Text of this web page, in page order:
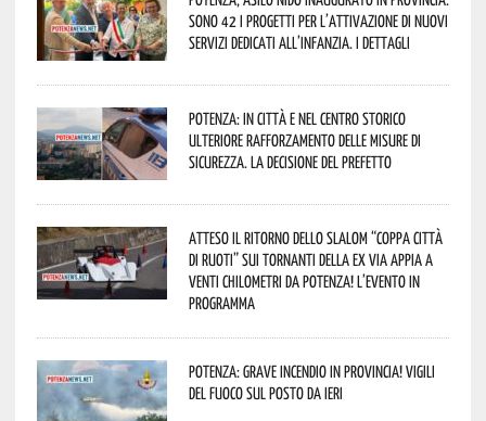
sono 42 i progetti per l’attivazione di nuovi
servizi dedicati all’infanzia. I dettagli
Potenza: in città e nel centro storico
ulteriore rafforzamento delle misure di
sicurezza. La decisione del Prefetto
Atteso il ritorno dello slalom “Coppa Città
di Ruoti” sui tornanti della ex via Appia a
venti chilometri da Potenza! L’evento in
programma
Potenza: grave incendio in Provincia! Vigili
del fuoco sul posto da ieri